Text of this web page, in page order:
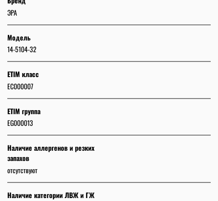
ЭРА
Модель
14-5104-32
ETIM класс
EC000007
ETIM группа
EG000013
Наличие аллергенов и резких
запахов
отсутствуют
Наличие категории ЛВЖ и ГЖ